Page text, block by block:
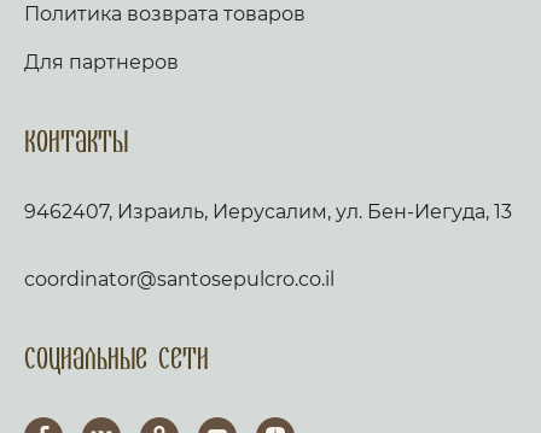
Политика возврата товаров
Для партнеров
Контакты
9462407, Израиль, Иерусалим, ул. Бен-Иегуда, 13
coordinator@santosepulcro.co.il
Социальные сети